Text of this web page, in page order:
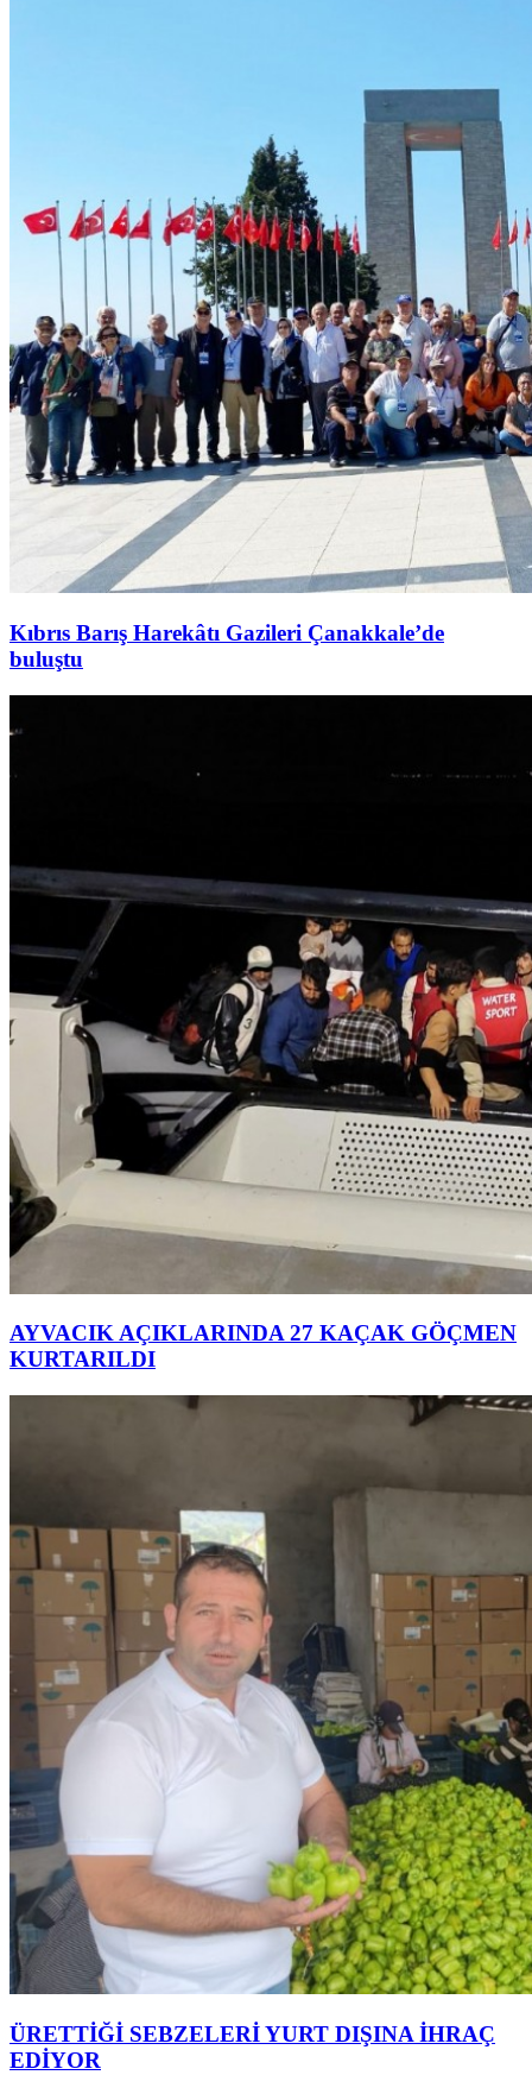
Kıbrıs Barış Harekâtı Gazileri Çanakkale’de
buluştu
AYVACIK AÇIKLARINDA 27 KAÇAK GÖÇMEN
KURTARILDI
ÜRETTİĞİ SEBZELERİ YURT DIŞINA İHRAÇ
EDİYOR